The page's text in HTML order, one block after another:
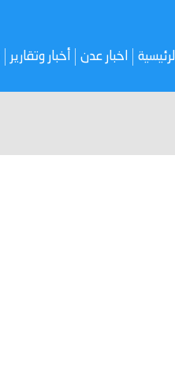
الرئيسية اخبار عدن أخبار وتقارير